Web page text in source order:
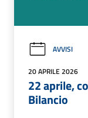
AVVISI
20 APRILE 2026
22 aprile,
Bilancio